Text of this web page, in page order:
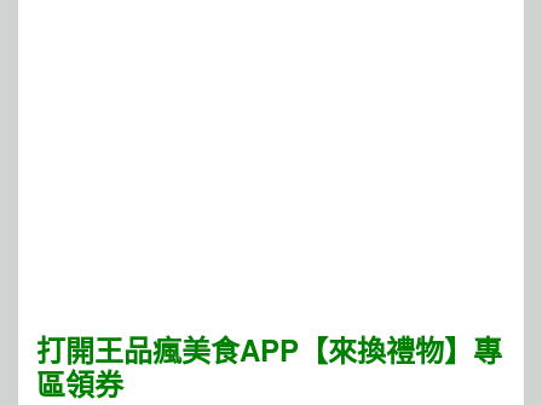
打開王品瘋美食APP【來換禮物】專
區領券